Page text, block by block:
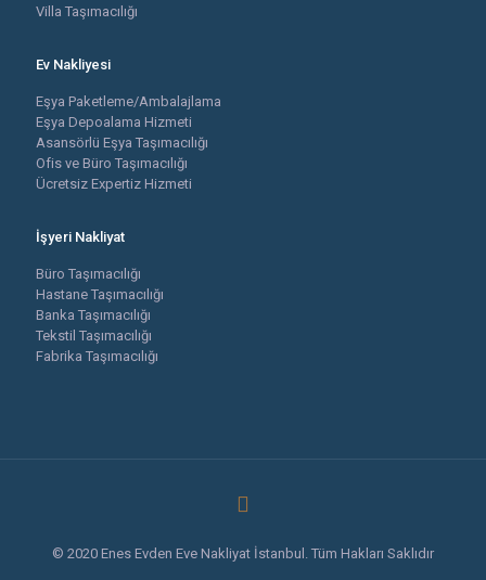
Villa Taşımacılığı
Ev Nakliyesi
Eşya Paketleme/Ambalajlama
Eşya Depoalama Hizmeti
Asansörlü Eşya Taşımacılığı
Ofis ve Büro Taşımacılığı
Ücretsiz Expertiz Hizmeti
İşyeri Nakliyat
Büro Taşımacılığı
Hastane Taşımacılığı
Banka Taşımacılığı
Tekstil Taşımacılığı
Fabrika Taşımacılığı
© 2020 Enes Evden Eve Nakliyat İstanbul. Tüm Hakları Saklıdır